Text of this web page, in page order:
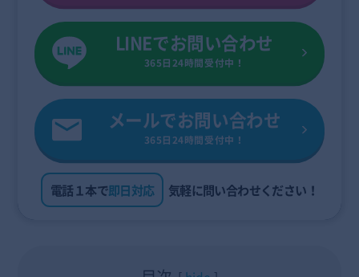
LINEでお問い合わせ
365日24時間受付中！
メールでお問い合わせ
365日24時間受付中！
電話１本で即日対応 気軽に問い合わせください！